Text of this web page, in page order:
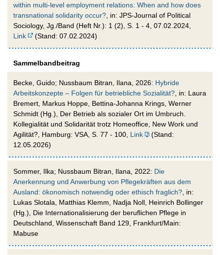
within multi-level employment relations: When and how does
transnational solidarity occur? , in: JPS-Journal of Political
Sociology, Jg./Band (Heft Nr.): 1 (2), S. 1 - 4, 07.02.2024,
Link
(Stand: 07.02.2024)
Sammelbandbeitrag
Becke, Guido; Nussbaum Bitran, Ilana, 2026: Hybride
Arbeitskonzepte – Folgen für betriebliche Sozialität? , in: Laura
Bremert, Markus Hoppe, Bettina-Johanna Krings, Werner
Schmidt (Hg.), Der Betrieb als sozialer Ort im Umbruch.
Kollegialität und Solidarität trotz Homeoffice, New Work und
Agilität?, Hamburg: VSA, S. 77 - 100, Link
(Stand:
12.05.2026)
Sommer, Ilka; Nussbaum Bitran, Ilana, 2022: Die
Anerkennung und Anwerbung von Pflegekräften aus dem
Ausland: ökonomisch notwendig oder ethisch fraglich? , in:
Lukas Slotala, Matthias Klemm, Nadja Noll, Heinrich Bollinger
(Hg.), Die Internationalisierung der beruflichen Pflege in
Deutschland, Wissenschaft Band 129, Frankfurt/Main:
Mabuse